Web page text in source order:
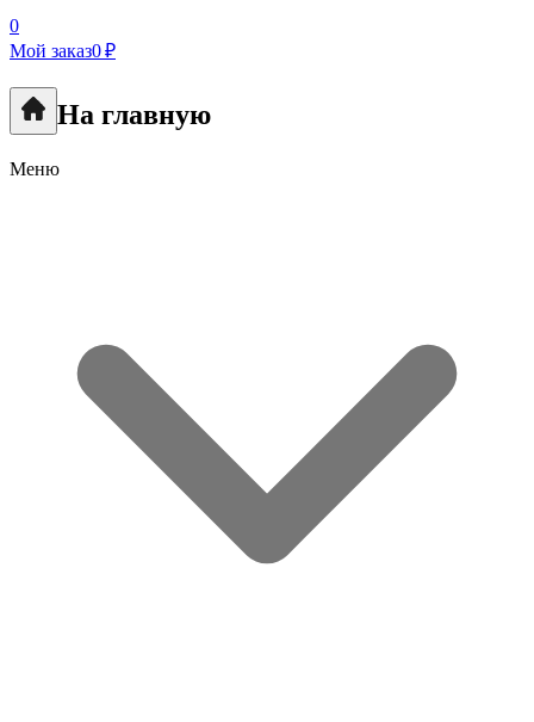
0
Мой заказ0 ₽
На главную
Меню